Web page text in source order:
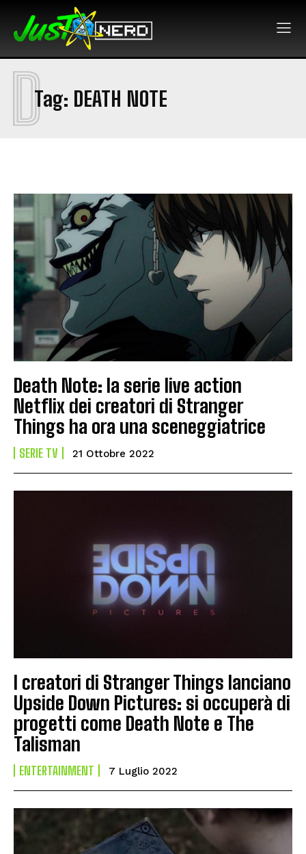
Tag: DEATH NOTE
D
Death Note: la serie live action
Netflix dei creatori di Stranger
Things ha ora una sceneggiatrice
SERIE TV 21 Ottobre 2022
I creatori di Stranger Things lanciano
Upside Down Pictures: si occuperà di
progetti come Death Note e The
Talisman
ENTERTAINMENT 7 Luglio 2022